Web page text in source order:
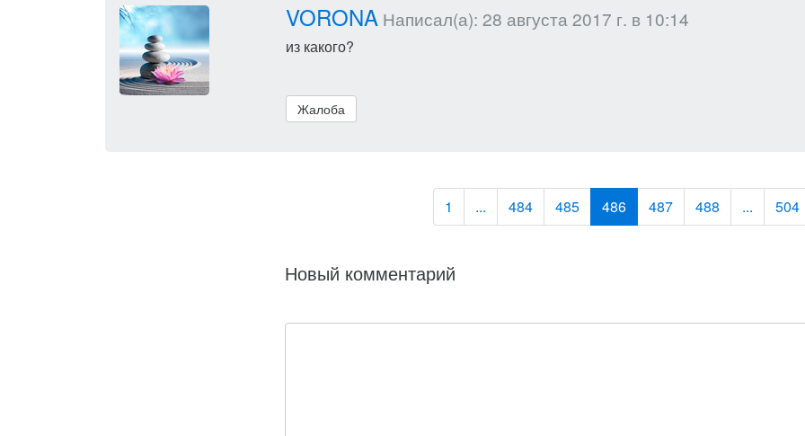
VORONAНаписал(а): 28 августа 2017 г. в 10:14
из какого?
Жалоба
1 ... 484 485 486 487 488 ... 504
Новый комментарий